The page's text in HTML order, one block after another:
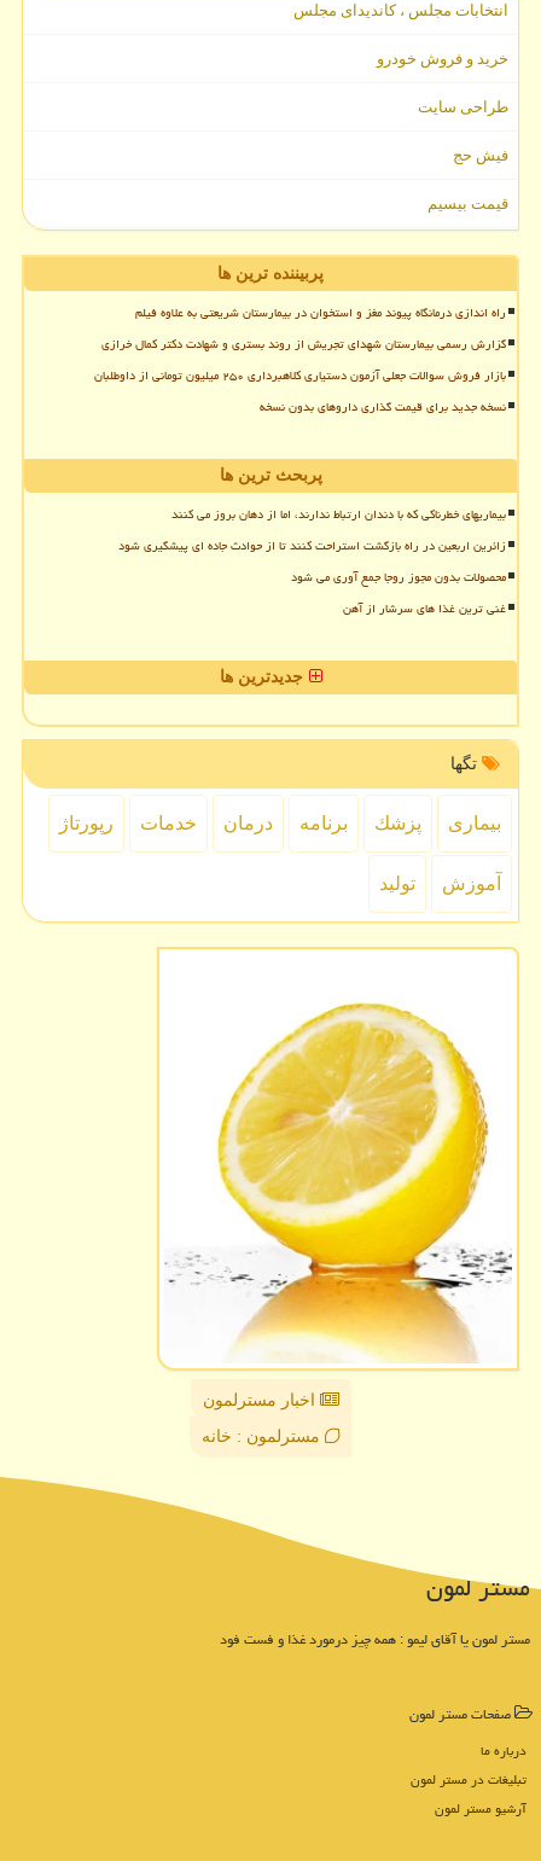
انتخابات مجلس ، کاندیدای مجلس
خرید و فروش خودرو
طراحی سایت
فیش حج
قیمت بیسیم
پربیننده ترین ها
راه اندازی درمانگاه پیوند مغز و استخوان در بیمارستان شریعتی به علاوه فیلم
گزارش رسمی بیمارستان شهدای تجریش از روند بستری و شهادت دکتر کمال خرازی
بازار فروش سوالات جعلی آزمون دستیاری کلاهبرداری ۲۵۰ میلیون تومانی از داوطلبان
نسخه جدید برای قیمت گذاری داروهای بدون نسخه
پربحث ترین ها
بیماریهای خطرناکی که با دندان ارتباط ندارند، اما از دهان بروز می کنند
زائرین اربعین در راه بازگشت استراحت کنند تا از حوادث جاده ای پیشگیری شود
محصولات بدون مجوز روجا جمع آوری می شود
غنی ترین غذا های سرشار از آهن
جدیدترین ها
تگها
بیماری پزشك برنامه درمان خدمات رپورتاژ
آموزش تولید
اخبار مسترلمون
مسترلمون : خانه
مستر لمون
مستر لمون یا آقای لیمو : همه چیز درمورد غذا و فست فود
صفحات مستر لمون
درباره ما
تبلیغات در مستر لمون
آرشیو مستر لمون